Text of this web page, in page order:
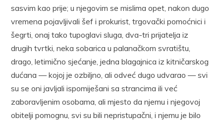
sasvim kao prije; u njegovim se mislima opet, nakon dugo
vremena pojavljivali šef i prokurist, trgovački pomoćnici i
šegrti, onaj tako tupoglavi sluga, dva-tri prijatelja iz
drugih tvrtki, neka sobarica u palanačkom svratištu,
drago, letimično sjećanje, jedna blagajnica iz kitničarskog
dućana — kojoj je ozbiljno, ali odveć dugo udvarao — svi
su se oni javljali ispomiješani sa strancima ili već
zaboravljenim osobama, ali mjesto da njemu i njegovoj
obitelji pomognu, svi su bili nepristupačni, i njemu je bilo